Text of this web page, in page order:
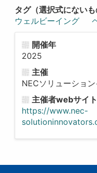
タグ（選択式にないも
ウェルビーイング
開催年
2025
主催
NECソリューショ
主催者webサイト
https://www.nec-